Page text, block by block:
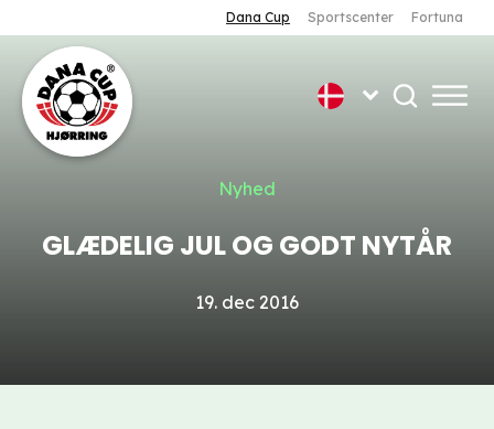
Dana Cup Sportscenter Fortuna
Nyhed
GLÆDELIG JUL OG GODT NYTÅR
19. dec 2016